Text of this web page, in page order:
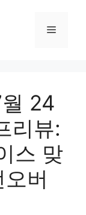
메
24
리뷰:
스 맞
버